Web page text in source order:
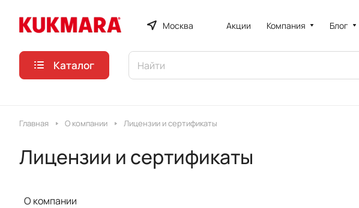
Москва Акции Компания Блог
Каталог
Главная О компании Лицензии и сертификаты
Лицензии и сертификаты
О компании